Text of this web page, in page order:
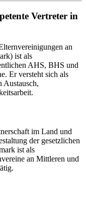
Vertreter in
an
ist als
AHS, BHS und
Er versteht sich als
Austausch,
im Land und
der gesetzlichen
ist als
an Mittleren und